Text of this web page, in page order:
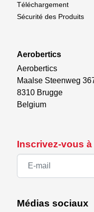
Inscrivez-vous
Médias sociaux
Téléchargement
Sécurité des Produits
Aerobertics
Aerobertics
Maalse Steenweg
8310 Brugge
Belgium